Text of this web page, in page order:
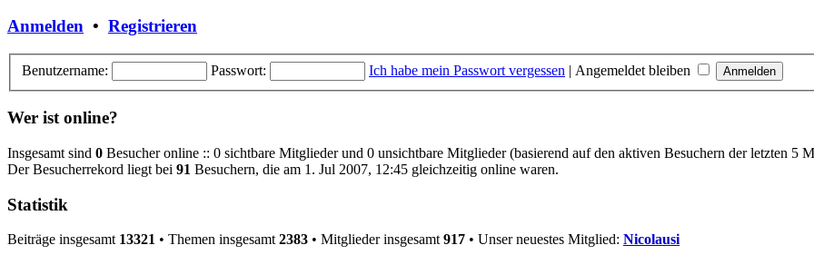
Anmelden • Registrieren
Benutzername: Passwort: Ich habe mein Passwort vergessen | Angemeldet bleiben
Wer ist online?
Insgesamt sind 0 Besucher online :: 0 sichtbare Mitglieder und 0 unsichtbare Mitglieder (basierend auf den aktiven Besuchern der letzten 5
Der Besucherrekord liegt bei 91 Besuchern, die am 1. Jul 2007, 12:45 gleichzeitig online waren.
Statistik
Beiträge insgesamt 13321 • Themen insgesamt 2383 • Mitglieder insgesamt 917 • Unser neuestes Mitglied: Nicolausi